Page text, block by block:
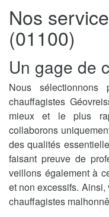
Nos
(01100)
Un gage de
Nous
chauffagistes
mieux et le plus
collaborons
des qualités
faisant preuve de
veillons également à
et non excessifs. Ainsi,
chauffagistes